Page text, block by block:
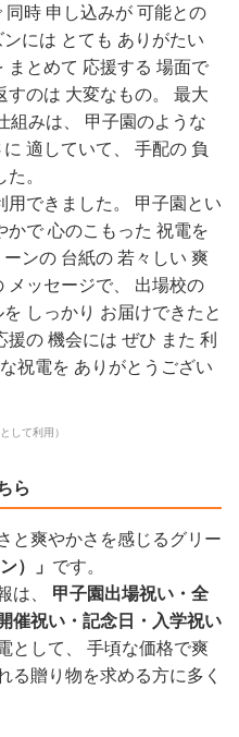
時 申し込みが 可能との
には とても ありがたい
まとめて 応援する 場面で
すのは 大変なもの。 最大
組みは、 甲子園のような
適していて、 手配の 負
。
用できました。 甲子園とい
かで 心のこもった 祝電を
ンの 台紙の 若々しい 爽
メッセージで、 出場校の
しっかり お届けできたと
の 機会には ぜひ また 利
祝電を ありがとうござい
して利用）
ら
と爽やかさを感じるグリー
）」 です。
は、 甲子園出場祝い・全
催祝い・記念日・入学祝い
として、 手頃な価格で爽
る贈り物を求める方に多く